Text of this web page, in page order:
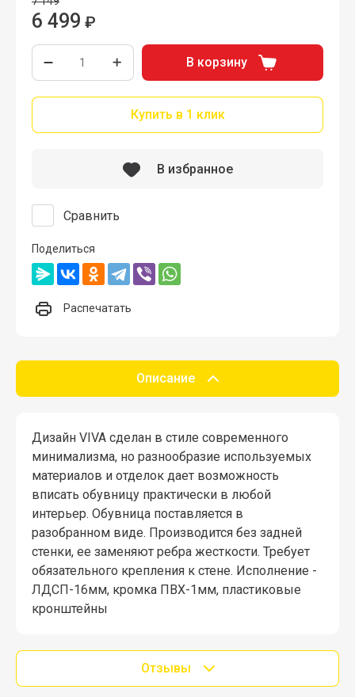
6 499 ₽
В корзину
Купить в 1 клик
Сравнить
В избранное
Поделиться
Распечатать
Описание
Дизайн VIVA сделан в стиле современного
минимализма, но разнообразие используемых
материалов и отделок дает возможность
вписать обувницу практически в любой
интерьер. Обувница поставляется в
разобранном виде. Производится без задней
стенки, ее заменяют ребра жесткости. Требует
обязательного крепления к стене. Исполнение -
ЛДСП-16мм, кромка ПВХ-1мм, пластиковые
кронштейны
Отзывы